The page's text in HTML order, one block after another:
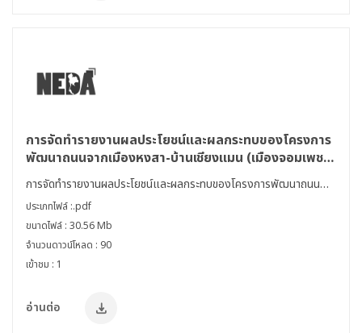
การจัดทำรายงานผลประโยชน์และผลกระทบของโครงการ
พัฒนาถนนจากเมืองหงสา-บ้านเชียงแมน (เมืองจอมเพชร
แขวงหลวงพระบาง) สปป.ลาว
การจัดทำรายงานผลประโยชน์และผลกระทบของโครงการพัฒนาถนน
จากเมืองหงสา-บ้านเชียงแมน (เมืองจอมเพชร แขวงหลวงพระบาง)
สปป.ลาว
ประเภทไฟล์ :.pdf
ขนาดไฟล์ : 30.56 Mb
จำนวนดาวน์โหลด : 90
เข้าชม : 1
อ่านต่อ